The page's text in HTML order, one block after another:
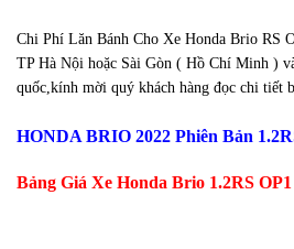
Chi Phí Lăn Bánh Cho Xe Honda Brio RS
TP Hà Nội hoặc Sài Gòn ( Hồ Chí Minh )
quốc,kính mời quý khách hàng đọc chi tiết
HONDA BRIO 2022 Phiên Bản
Bảng Giá Xe Honda Brio 1.2RS OP1